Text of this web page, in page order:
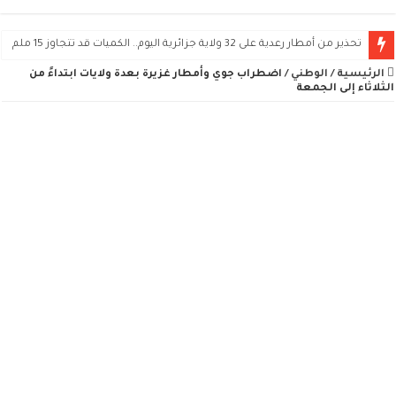
تحذير من أمطار رعدية على 32 ولاية جزائرية اليوم.. الكميات قد تتجاوز 15 ملم
الرئيسية / الوطني / اضطراب جوي وأمطار غزيرة بعدة ولايات ابتداءً من
الثلاثاء إلى الجمعة